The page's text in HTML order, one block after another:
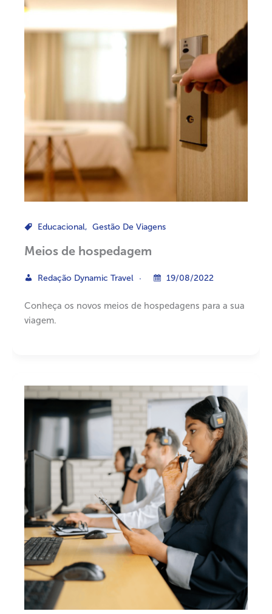
Educacional, Gestão De Viagens
Meios de hospedagem
Redação Dynamic Travel 19/08/2022
Conheça os novos meios de hospedagens para a sua
viagem.